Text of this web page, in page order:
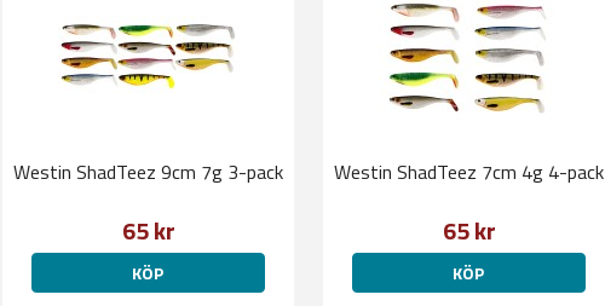
Westin ShadTeez 9cm 7g 3-pack
65 kr
KÖP
Westin ShadTeez 7cm 4g 4-pack
65 kr
KÖP